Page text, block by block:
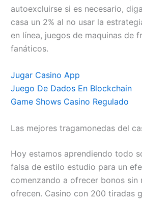
autoexcluirse si es necesario,
casa un 2% al no usar la
en línea, juegos de maquinas de
fanáticos.
Jugar Casino App
Juego De Dados En Blockchain
Game Shows Casino Regulado
Las mejores tragamonedas del
Hoy estamos aprendiendo todo
falsa de estilo estudio para un
comenzando a ofrecer bonos
ofrecen. Casino con 200 tiradas